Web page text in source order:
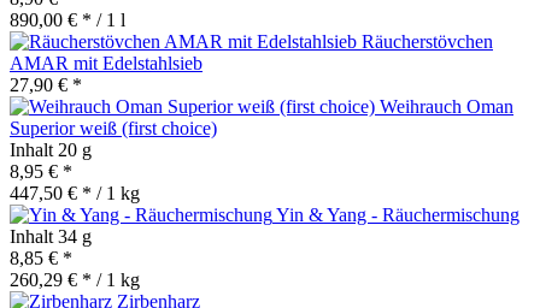
890,00 € * / 1 l
Räucherstövchen
AMAR mit Edelstahlsieb
27,90 € *
Weihrauch Oman
Superior weiß (first choice)
Inhalt 20 g
8,95 € *
447,50 € * / 1 kg
Yin & Yang - Räuchermischung
Inhalt 34 g
8,85 € *
260,29 € * / 1 kg
Zirbenharz